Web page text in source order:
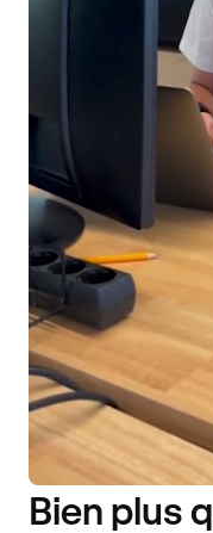
DISPONIBILITÉ 6J/7
Bien plus